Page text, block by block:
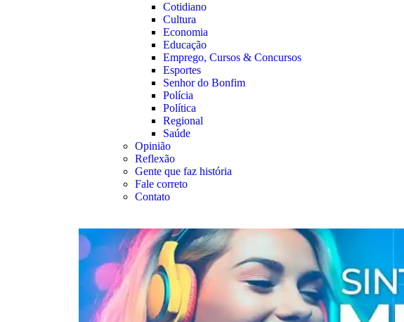
Cotidiano
Cultura
Economia
Educação
Emprego, Cursos & Concursos
Esportes
Senhor do Bonfim
Polícia
Política
Regional
Saúde
Opinião
Reflexão
Gente que faz história
Fale correto
Contato